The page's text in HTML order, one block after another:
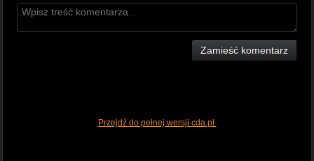
Zamieść komentarz
Przejdź do pełnej wersji cda.pl